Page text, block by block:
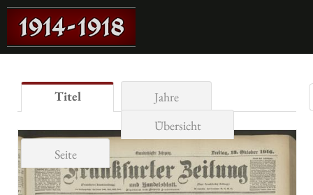
Titel
Jahre
Übersicht
Seite